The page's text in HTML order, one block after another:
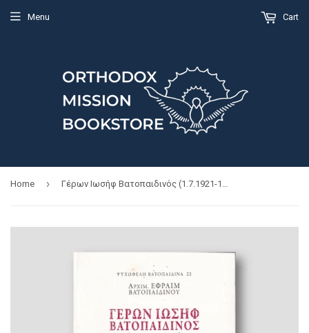
Menu Cart
Home › Γέρων Ιωσήφ Βατοπαιδινός (1.7.1921-1.7.2009)